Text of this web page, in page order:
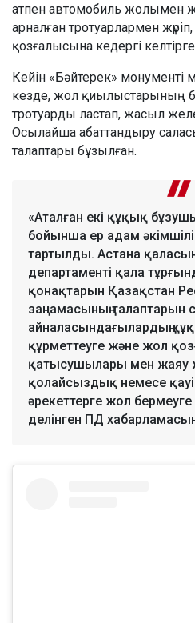
атпен автомобиль жолымен
арналған тротуарлармен
қозғалысына кедергі
Кейін «Бәйтерек» монументі
кезде, жол қиылыстарының
тротуарды ластап, жасыл
Осылайша абаттандыру
талаптары бұзылған.
«Аталған екі құқық
бойынша ер адам
тартылды. Астана
департаменті қала
қонақтарын Қазақстан
заңнамасының талаптарын
айналасындағылардың
құрметтеуге және жол
қатысушылары мен жаяу
қолайсыздық немесе
әрекеттерге жол
делінген ПД